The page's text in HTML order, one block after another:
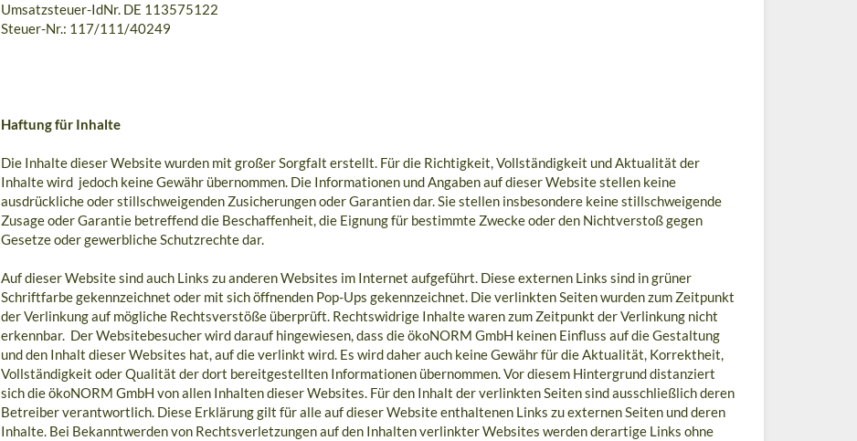
Umsatzsteuer-IdNr. DE 113575122
Steuer-Nr.: 117/111/40249
Haftung für Inhalte
Die Inhalte dieser Website wurden mit großer Sorgfalt erstellt. Für die Richtigkeit, Vollständigkeit und Aktualität der
Inhalte wird jedoch keine Gewähr übernommen. Die Informationen und Angaben auf dieser Website stellen keine
ausdrückliche oder stillschweigenden Zusicherungen oder Garantien dar. Sie stellen insbesondere keine stillschweigende
Zusage oder Garantie betreffend die Beschaffenheit, die Eignung für bestimmte Zwecke oder den Nichtverstoß gegen
Gesetze oder gewerbliche Schutzrechte dar.
Auf dieser Website sind auch Links zu anderen Websites im Internet aufgeführt. Diese externen Links sind in grüner
Schriftfarbe gekennzeichnet oder mit sich öffnenden Pop-Ups gekennzeichnet. Die verlinkten Seiten wurden zum Zeitpunkt
der Verlinkung auf mögliche Rechtsverstöße überprüft. Rechtswidrige Inhalte waren zum Zeitpunkt der Verlinkung nicht
erkennbar. Der Websitebesucher wird darauf hingewiesen, dass die ökoNORM GmbH keinen Einfluss auf die Gestaltung
und den Inhalt dieser Websites hat, auf die verlinkt wird. Es wird daher auch keine Gewähr für die Aktualität, Korrektheit,
Vollständigkeit oder Qualität der dort bereitgestellten Informationen übernommen. Vor diesem Hintergrund distanziert
sich die ökoNORM GmbH von allen Inhalten dieser Websites. Für den Inhalt der verlinkten Seiten sind ausschließlich deren
Betreiber verantwortlich. Diese Erklärung gilt für alle auf dieser Website enthaltenen Links zu externen Seiten und deren
Inhalte. Bei Bekanntwerden von Rechtsverletzungen auf den Inhalten verlinkter Websites werden derartige Links ohne